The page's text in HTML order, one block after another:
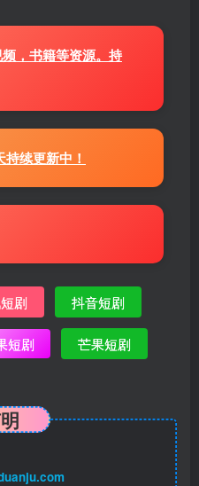
，书籍等资源。持
续更新中！
剧 抖音短剧
短剧 芒果短剧